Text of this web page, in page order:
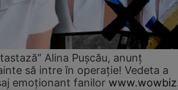
Alina Pușcău, anunț
să intre în operație! Vedeta a
emoționant fanilor